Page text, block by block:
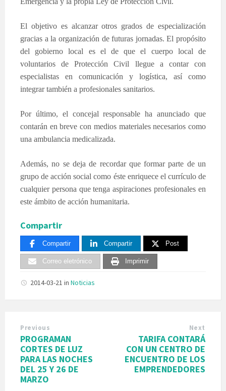
El objetivo es alcanzar otros grados de especialización
gracias a la organización de futuras jornadas. El propósito
del gobierno local es el de que el cuerpo local de
voluntarios de Protección Civil llegue a contar con
especialistas en comunicación y logística, así como
integrar también a profesionales sanitarios.
Por último, el concejal responsable ha anunciado que
contarán en breve con medios materiales necesarios como
una ambulancia medicalizada.
Además, no se deja de recordar que formar parte de un
grupo de acción social como éste enriquece el currículo de
cualquier persona que tenga aspiraciones profesionales en
este ámbito de acción humanitaria.
Compartir
Compartir Compartir Post
Correo eletrónico Imprimir
2014-03-21 in Noticias
Previous
PROGRAMAN
CORTES DE LUZ
PARA LAS NOCHES
DEL 25 Y 26 DE
MARZO
Next
TARIFA CONTARÁ
CON UN CENTRO DE
ENCUENTRO DE LOS
EMPRENDEDORES